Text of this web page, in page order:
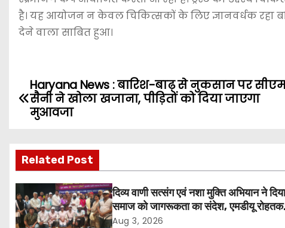
है। यह आयोजन न केवल चिकित्सकों के लिए ज्ञानवर्धक
देने वाला साबित हुआ।
P
t
n
a
Haryana News : बारिश-बाढ़ से नुकसान पर
सैनी ने खोला खजाना, पीड़ितों को दिया जाएगा
मुआवजा
Related Post
दिव्य वाणी सत्संग एवं नशा मुक्ति अभियान ने
समाज को जागरूकता का संदेश, एमडीयू
हजारों लोगों ने लिया संकल्प
Aug 3, 2026